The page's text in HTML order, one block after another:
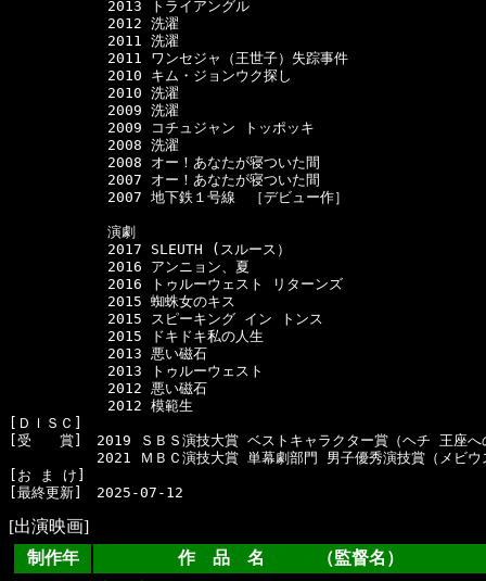
2013 トライアングル
2012 洗濯
2011 洗濯
2011 ワンセジャ（王世子）失踪事件
2010 キム・ジョンウク探し
2010 洗濯
2009 洗濯
2009 コチュジャン トッポッキ
2008 洗濯
2008 オー！あなたが寝ついた間
2007 オー！あなたが寝ついた間
2007 地下鉄１号線　［デビュー作］
演劇
2017 SLEUTH (スルース）
2016 アンニョン、夏
2016 トゥルーウェスト リターンズ
2015 蜘蛛女のキス
2015 スピーキング イン トンス
2015 ドキドキ私の人生
2013 悪い磁石
2013 トゥルーウェスト
2012 悪い磁石
2012 模範生
[ＤＩＳＣ]
[受　　賞]　2019 ＳＢＳ演技大賞 ベストキャラクター賞（ヘチ 王座へ
　　　　　2021 ＭＢＣ演技大賞 単幕劇部門 男子優秀演技賞（メビウ
[お ま け]
[出演映画]
制作年
作 品 名 （監督名）